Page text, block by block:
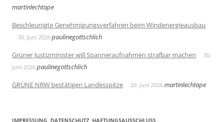
martinlechtape
Beschleunigte Genehmigungsverfahren beim Windenergieausbau
30. Juni 2026 paulinegottschlich
Grüner Justizminister will Spanneraufnahmen strafbar machen
30.
Juni 2026 paulinegottschlich
GRÜNE NRW bestätigen Landesspitze
20. Juni 2026 martinlechtape
IMPRESSUNG, DATENSCHUTZ, HAFTUNGSAUSSCHLUSS